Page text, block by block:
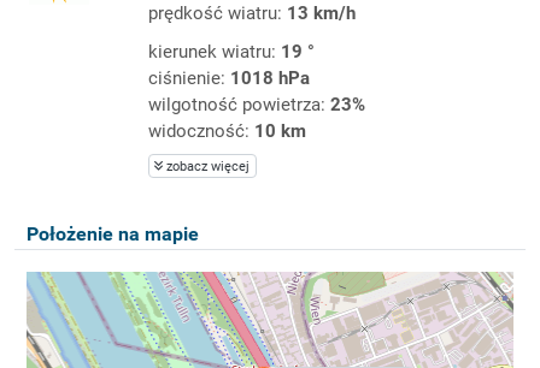
prędkość wiatru: 13 km/h
kierunek wiatru: 19 °
ciśnienie: 1018 hPa
wilgotność powietrza: 23%
widoczność: 10 km
zobacz więcej
Położenie na mapie